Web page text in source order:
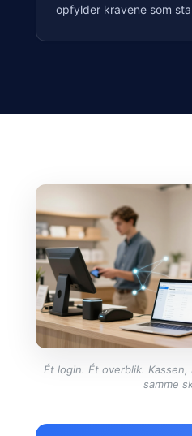
opfylder kravene som
Ét login. Ét overblik.
samme